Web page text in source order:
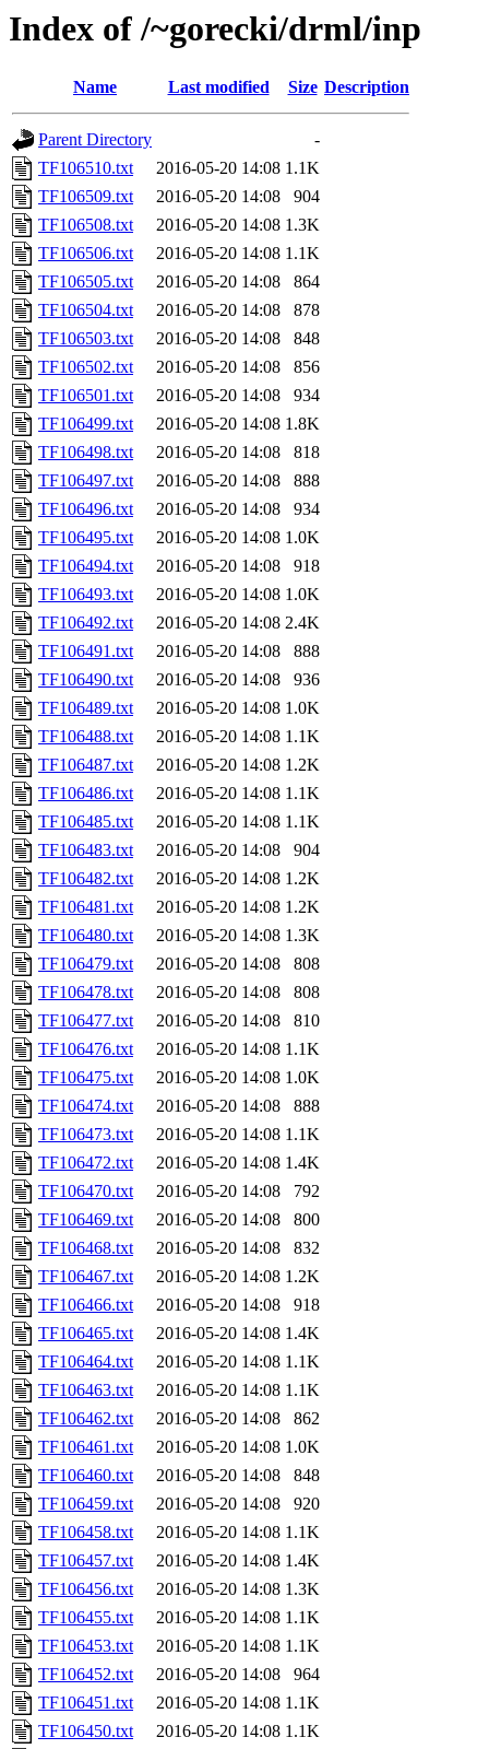
Index of /~gorecki/drml/inp
Name Last modified Size Description
Parent Directory
-
TF106510.txt
2016-05-20 14:08 1.1K
TF106509.txt
2016-05-20 14:08
904
TF106508.txt
2016-05-20 14:08 1.3K
TF106506.txt
2016-05-20 14:08 1.1K
TF106505.txt
2016-05-20 14:08
864
TF106504.txt
2016-05-20 14:08
878
TF106503.txt
2016-05-20 14:08
848
TF106502.txt
2016-05-20 14:08
856
TF106501.txt
2016-05-20 14:08
934
TF106499.txt
2016-05-20 14:08 1.8K
TF106498.txt
2016-05-20 14:08
818
TF106497.txt
2016-05-20 14:08
888
TF106496.txt
2016-05-20 14:08
934
TF106495.txt
2016-05-20 14:08 1.0K
TF106494.txt
2016-05-20 14:08
918
TF106493.txt
2016-05-20 14:08 1.0K
TF106492.txt
2016-05-20 14:08 2.4K
TF106491.txt
2016-05-20 14:08
888
TF106490.txt
2016-05-20 14:08
936
TF106489.txt
2016-05-20 14:08 1.0K
TF106488.txt
2016-05-20 14:08 1.1K
TF106487.txt
2016-05-20 14:08 1.2K
TF106486.txt
2016-05-20 14:08 1.1K
TF106485.txt
2016-05-20 14:08 1.1K
TF106483.txt
2016-05-20 14:08
904
TF106482.txt
2016-05-20 14:08 1.2K
TF106481.txt
2016-05-20 14:08 1.2K
TF106480.txt
2016-05-20 14:08 1.3K
TF106479.txt
2016-05-20 14:08
808
TF106478.txt
2016-05-20 14:08
808
TF106477.txt
2016-05-20 14:08
810
TF106476.txt
2016-05-20 14:08 1.1K
TF106475.txt
2016-05-20 14:08 1.0K
TF106474.txt
2016-05-20 14:08
888
TF106473.txt
2016-05-20 14:08 1.1K
TF106472.txt
2016-05-20 14:08 1.4K
TF106470.txt
2016-05-20 14:08
792
TF106469.txt
2016-05-20 14:08
800
TF106468.txt
2016-05-20 14:08
832
TF106467.txt
2016-05-20 14:08 1.2K
TF106466.txt
2016-05-20 14:08
918
TF106465.txt
2016-05-20 14:08 1.4K
TF106464.txt
2016-05-20 14:08 1.1K
TF106463.txt
2016-05-20 14:08 1.1K
TF106462.txt
2016-05-20 14:08
862
TF106461.txt
2016-05-20 14:08 1.0K
TF106460.txt
2016-05-20 14:08
848
TF106459.txt
2016-05-20 14:08
920
TF106458.txt
2016-05-20 14:08 1.1K
TF106457.txt
2016-05-20 14:08 1.4K
TF106456.txt
2016-05-20 14:08 1.3K
TF106455.txt
2016-05-20 14:08 1.1K
TF106453.txt
2016-05-20 14:08 1.1K
TF106452.txt
2016-05-20 14:08
964
TF106451.txt
2016-05-20 14:08 1.1K
TF106450.txt
2016-05-20 14:08 1.1K